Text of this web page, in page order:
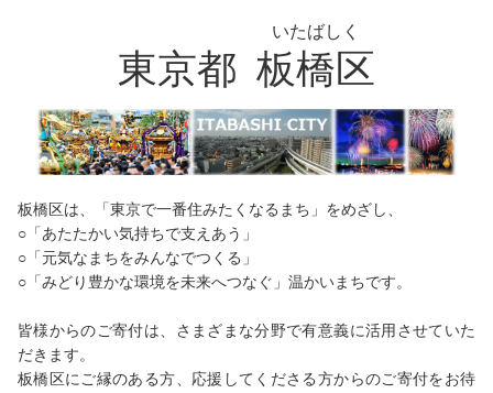
東京都 板橋区
いたばしく
板橋区は、「東京で一番住みたくなるまち」をめざし、
○「あたたかい気持ちで支えあう」
○「元気なまちをみんなでつくる」
○「みどり豊かな環境を未来へつなぐ」温かいまちです。
皆様からのご寄付は、さまざまな分野で有意義に活用させていた
だきます。
板橋区にご縁のある方、応援してくださる方からのご寄付をお待